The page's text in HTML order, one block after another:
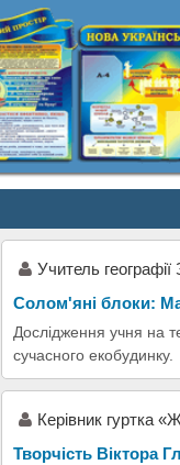
Учитель
Солом'яні блоки:
Дослідження учня на
сучасного екобудинку.
Керівник гуртка
Творчість Віктора